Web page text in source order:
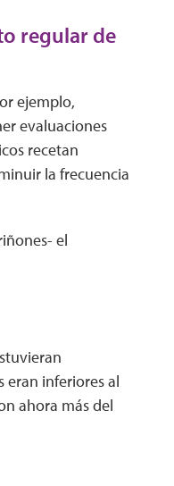
regular de
ejemplo,
evaluaciones
recetan
la frecuencia
el
eran inferiores al
ahora más del